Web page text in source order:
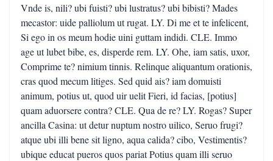
Vnde is, nili? ubi fuisti? ubi lustratus? ubi bibisti? Mades
mecastor: uide palliolum ut rugat. LY. Di me et te infelicent,
Si ego in os meum hodie uini guttam indidi. CLE. Immo
age ut lubet bibe, es, disperde rem. LY. Ohe, iam satis, uxor,
Comprime te? nimium tinnis. Relinque aliquantum orationis,
cras quod mecum litiges. Sed quid ais? iam domuisti
animum, potius ut, quod uir uelit Fieri, id facias, [potius]
quam aduorsere contra? CLE. Qua de re? LY. Rogas? Super
ancilla Casina: ut detur nuptum nostro uilico, Seruo frugi?
atque ubi illi bene sit ligno, aqua calida? cibo, Vestimentis?
ubique educat pueros quos pariat Potius quam illi seruo